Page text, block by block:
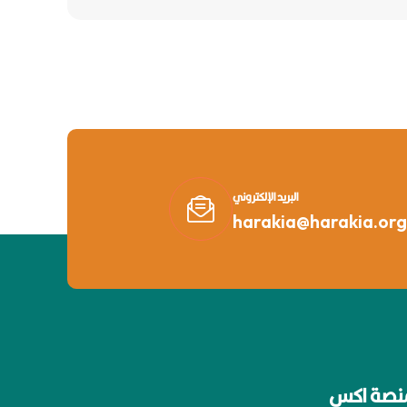
البريد الإلكتروني
اكس